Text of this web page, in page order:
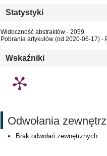
Statystyki
Widoczność abstraktów - 2059
Pobrania artykułów (od 2020-06-17) -
Wskaźniki
Odwołania
Brak odwołań zewnętrznych